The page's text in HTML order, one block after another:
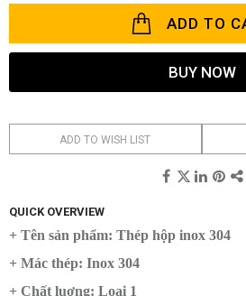
ADD TO
BUY NOW
ADD TO WISH LIST
QUICK OVERVIEW
+ Tên sản phẩm: Thép hộp inox 304
+ Mác thép: Inox 304
+ Chất luợng: Loại 1